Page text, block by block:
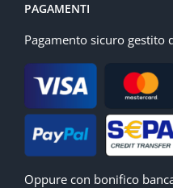
PAGAMENTI
Pagamento sicuro gestito
Oppure con bonifico